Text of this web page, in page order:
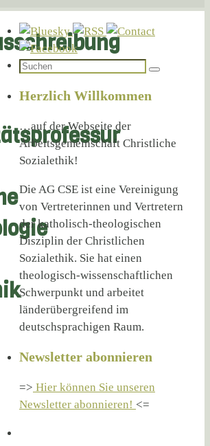
Suchen
Suchen
Herzlich Willkommen
…auf der Webseite der
Arbeitsgemeinschaft Christliche
Sozialethik!
Die AG CSE ist eine Vereinigung
von Vertreterinnen und Vertretern
der katholisch-theologischen
Disziplin der Christlichen
Sozialethik. Sie hat einen
theologisch-wissenschaftlichen
Schwerpunkt und arbeitet
länderübergreifend im
deutschsprachigen Raum.
Newsletter abonnieren
=> Hier können Sie unseren
Newsletter abonnieren! <=